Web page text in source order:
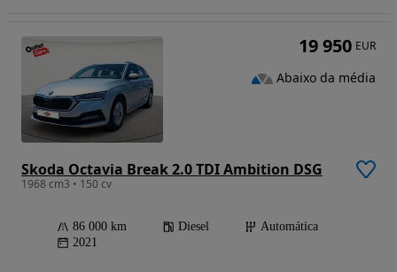
Skoda Octavia Break 2.0 TDI Ambition DSG
1968 cm3 • 150 cv
86 000 km Diesel
Automática
2021
19 950 EUR
Abaixo da média